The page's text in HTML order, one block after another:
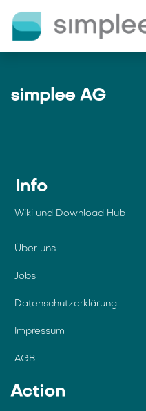
simplee AG
Info
Wiki und Download Hub
Über uns
Jobs
Datenschutzerklärung
Impressum
AGB
Action